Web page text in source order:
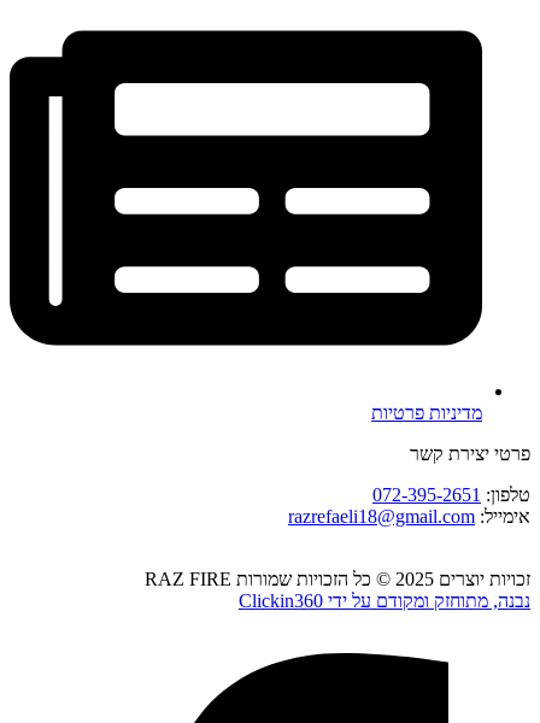
מדיניות פרטיות
פרטי יצירת קשר
טלפון: 072-395-2651
אימייל: razrefaeli18@gmail.com
זכויות יוצרים 2025 © כל הזכויות שמורות RAZ FIRE
נבנה, מתוחזק ומקודם על ידי Clickin360